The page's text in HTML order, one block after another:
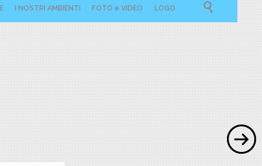
I NOSTRI AMBIENTI FOTO e VIDEO LOGO 